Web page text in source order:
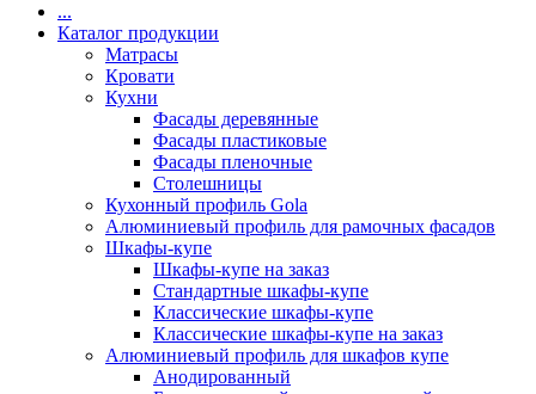
...
Каталог продукции
Матрасы
Кровати
Кухни
Фасады деревянные
Фасады пластиковые
Фасады пленочные
Столешницы
Кухонный профиль Gola
Алюминиевый профиль для рамочных фасадов
Шкафы-купе
Шкафы-купе на заказ
Стандартные шкафы-купе
Классические шкафы-купе
Классические шкафы-купе на заказ
Алюминиевый профиль для шкафов купе
Анодированный